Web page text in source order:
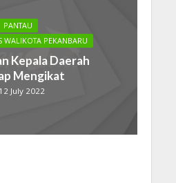
PANTAU
WALIKOTA PEKANBARU
Kepala Daerah
Mengikat
12 July 2022